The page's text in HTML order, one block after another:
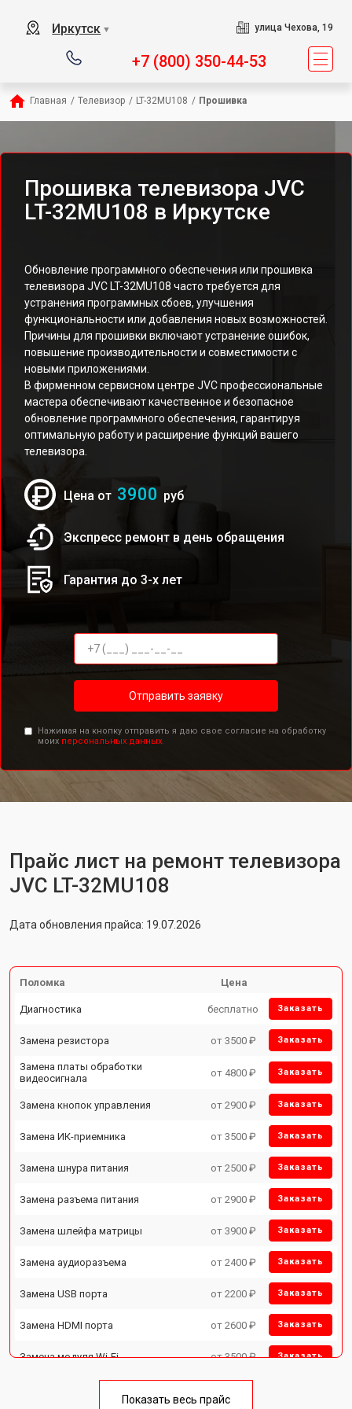
Иркутск ▼ улица Чехова, 19
+7 (800) 350-44-53
Главная / Телевизор / LT-32MU108 / Прошивка
Прошивка телевизора JVC
LT-32MU108 в Иркутске
Обновление программного обеспечения или прошивка
телевизора JVC LT-32MU108 часто требуется для
устранения программных сбоев, улучшения
функциональности или добавления новых возможностей.
Причины для прошивки включают устранение ошибок,
повышение производительности и совместимости с
новыми приложениями.
В фирменном сервисном центре JVC профессиональные
мастера обеспечивают качественное и безопасное
обновление программного обеспечения, гарантируя
оптимальную работу и расширение функций вашего
телевизора.
Цена от 3900 руб
Экспресс ремонт в день обращения
Гарантия до 3-х лет
Отправить заявку
Нажимая на кнопку отправить я даю свое согласие на обработку
моих персональных данных.
Прайс лист на ремонт телевизора
JVC LT-32MU108
Дата обновления прайса: 19.07.2026
Поломка Цена
Диагностика бесплатно Заказать
Замена резистора от 3500 ₽ Заказать
Замена платы обработки
видеосигнала
от 4800 ₽ Заказать
Замена кнопок управления от 2900 ₽ Заказать
Замена ИК-приемника от 3500 ₽ Заказать
Замена шнура питания от 2500 ₽ Заказать
Замена разъема питания от 2900 ₽ Заказать
Замена шлейфа матрицы от 3900 ₽ Заказать
Замена аудиоразъема от 2400 ₽ Заказать
Замена USB порта от 2200 ₽ Заказать
Замена HDMI порта от 2600 ₽ Заказать
Замена модуля Wi-Fi от 3500 ₽ Заказать
Показать весь прайс